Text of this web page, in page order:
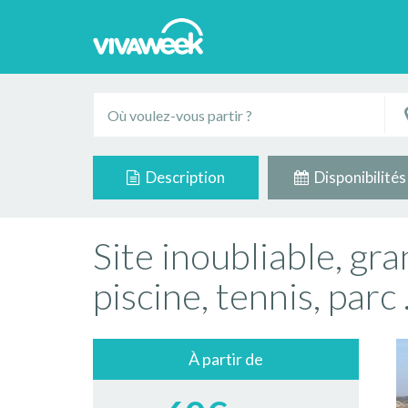
Description Disponibilités
Site inoubliable,
piscine, tennis, parc
À partir de